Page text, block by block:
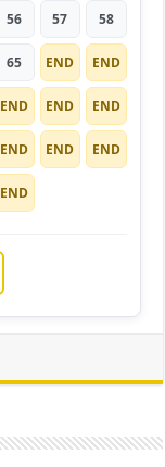
56 57 58
65 END END
END END END
END END END
END